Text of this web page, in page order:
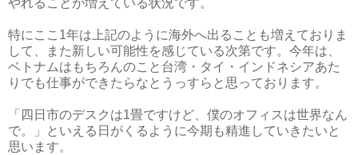
特にここ1年は上記のように海外へ出ることも増えておりま
して、また新しい可能性を感じている次第です。今年は、
ベトナムはもちろんのこと台湾・タイ・インドネシアあた
りでも仕事ができたらなとうっすらと思っております。
「四日市のデスクは1畳ですけど、僕のオフィスは世界なん
で。」といえる日がくるように今期も精進していきたいと
思います。